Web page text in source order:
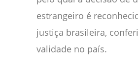
estrangeiro é
justiça brasileira,
validade no país.